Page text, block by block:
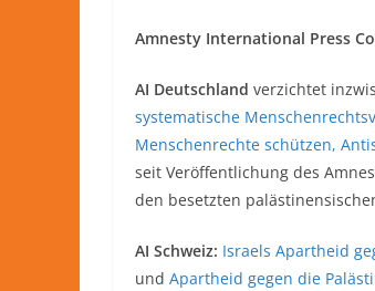
Amnesty International Press
AI Deutschland verzichtet
systematische
Menschenrechte schützen,
seit Veröffentlichung des
den besetzten
AI Schweiz: Israels Apartheid
und Apartheid gegen die